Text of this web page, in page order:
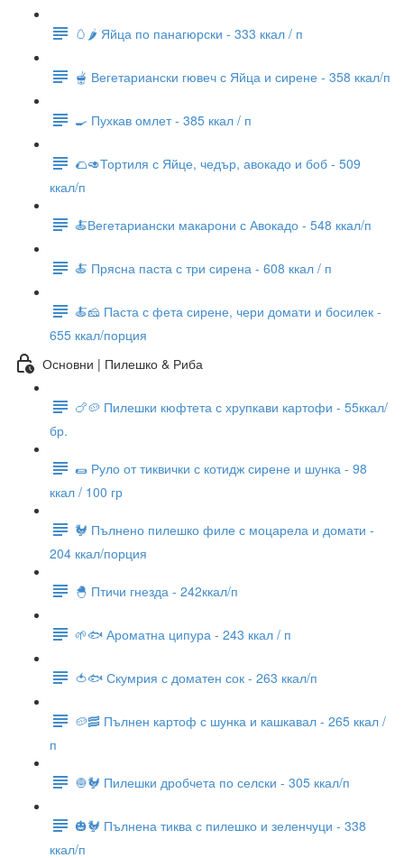
🥚🌶 Яйца по панагюрски - 333 ккал / п
🫕 Вегетариански гювеч с Яйца и сирене - 358 ккал/п
🍳 Пухкав омлет - 385 ккал / п
🌮🥑Тортиля с Яйце, чедър, авокадо и боб - 509
ккал/п
🍝Вегетариански макарони с Авокадо - 548 ккал/п
🍝 Прясна паста с три сирена - 608 ккал / п
🍝🧀 Паста с фета сирене, чери домати и босилек -
655 ккал/порция
Основни | Пилешко & Риба
🍗🥔 Пилешки кюфтета с хрупкави картофи - 55ккал/
бр.
🌯 Руло от тиквички с котидж сирене и шунка - 98
ккал / 100 гр
🐓 Пълнено пилешко филе с моцарела и домати -
204 ккал/порция
🐣 Птичи гнезда - 242ккал/п
🌱🐟 Ароматна ципура - 243 ккал / п
🍅🐟 Скумрия с доматен сок - 263 ккал/п
🥔🥓 Пълнен картоф с шунка и кашкавал - 265 ккал /
п
🧅🐓 Пилешки дробчета по селски - 305 ккал/п
🎃🐓 Пълнена тиква с пилешко и зеленчуци - 338
ккал/п